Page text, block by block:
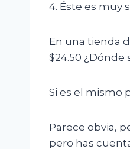
4. Éste es muy
En una tienda
$24.50
Si es el mismo
Parece obvia,
pero has